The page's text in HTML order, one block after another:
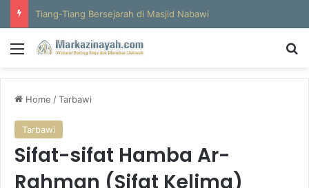
Al-Hajun
Menu
Home /Tarbawi
Tarbawi
Sifat-sifat Hamba Ar-
Rahman (Sifat Kelima)